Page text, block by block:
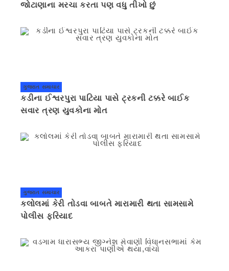
જોટાણાના મરચા કરતા પણ વધુ તીખો છું
ગુજરાત સમાચાર
કડીના ઈશ્વરપુરા પાટિયા પાસે ટ્રકની ટક્કરે બાઈક
સવાર ત્રણ યુવકોના મોત
ગુજરાત સમાચાર
કલોલમાં કેરી તોડવા બાબતે મારામારી થતા સામસામે
પોલીસ ફરિયાદ